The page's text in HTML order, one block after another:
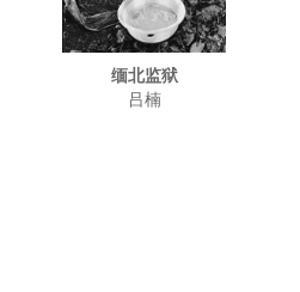
缅北监狱
吕楠